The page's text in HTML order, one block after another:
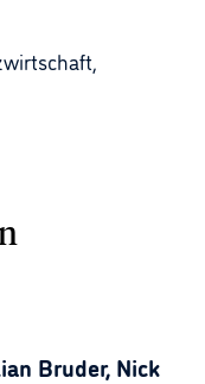
Bruder, Nick